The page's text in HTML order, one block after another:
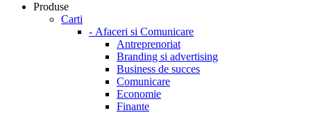
Produse
Carti
- Afaceri si Comunicare
Antreprenoriat
Branding si advertising
Business de succes
Comunicare
Economie
Finante